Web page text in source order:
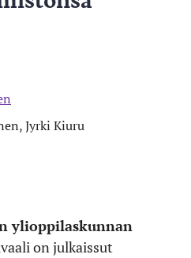
Jyrki Kiuru
ylioppilaskunnan
on julkaissut